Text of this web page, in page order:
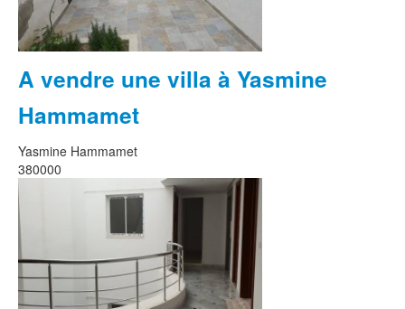
A vendre une villa à Yasmine
Hammamet
Yasmine Hammamet
380000